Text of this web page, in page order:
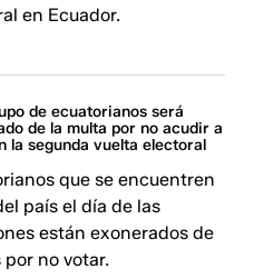
en Ecuador.
de ecuatorianos será
de la multa por no acudir a
la segunda vuelta electoral
que se encuentren
país el día de las
están exonerados de
por no votar.